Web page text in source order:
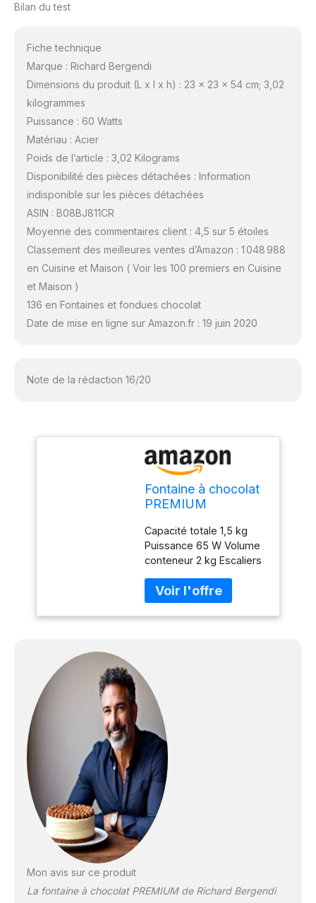
Bilan du test
Fiche technique
Marque : Richard Bergendi
Dimensions du produit (L x l x h) : 23 x 23 x 54 cm; 3,02
kilogrammes
Puissance : 60 Watts
Matériau : Acier
Poids de l’article : 3,02 Kilograms
Disponibilité des pièces détachées : Information
indisponible sur les pièces détachées
ASIN : B08BJ811CR
Moyenne des commentaires client : 4,5 sur 5 étoiles
Classement des meilleures ventes d’Amazon : 1 048 988
en Cuisine et Maison ( Voir les 100 premiers en Cuisine
et Maison )
136 en Fontaines et fondues chocolat
Date de mise en ligne sur Amazon.fr : 19 juin 2020
Note de la rédaction 16/20
Fontaine à chocolat
PREMIUM
Capacité totale 1,5 kg
Puissance 65 W Volume
conteneur 2 kg Escaliers
22.80 x 22.80 x 54.00
cm
Mon avis sur ce produit
La fontaine à chocolat PREMIUM de Richard Bergendi